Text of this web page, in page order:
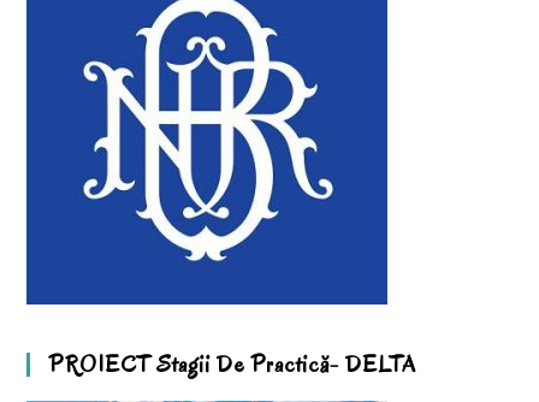
PROIECT Stagii De Practică- DELTA